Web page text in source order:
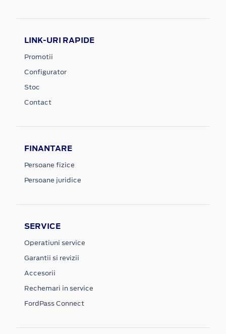
LINK-URI RAPIDE
Promotii
Configurator
Stoc
Contact
FINANTARE
Persoane fizice
Persoane juridice
SERVICE
Operatiuni service
Garantii si revizii
Accesorii
Rechemari in service
FordPass Connect